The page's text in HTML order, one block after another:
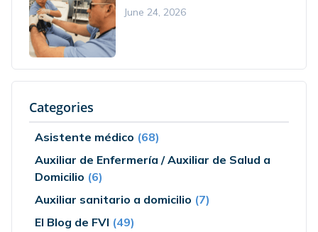
June 24, 2026
Categories
Asistente médico (68)
Auxiliar de Enfermería / Auxiliar de Salud a
Domicilio (6)
Auxiliar sanitario a domicilio (7)
El Blog de FVI (49)